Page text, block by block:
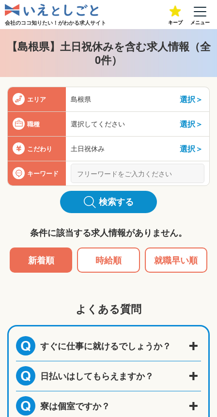
会社のココ知りたい！がわかる求人サイト キープ メニュー
【島根県】土日祝休みを含む求人情報（全
0件）
エリア 島根県 選択＞
職種 選択してください 選択＞
こだわり 土日祝休み 選択＞
キーワード
検索する
条件に該当する求人情報がありません。
新着順 時給順 就職早い順
よくある質問
Q すぐに仕事に就けるでしょうか？
Q 日払いはしてもらえますか？
Q 寮は個室ですか？